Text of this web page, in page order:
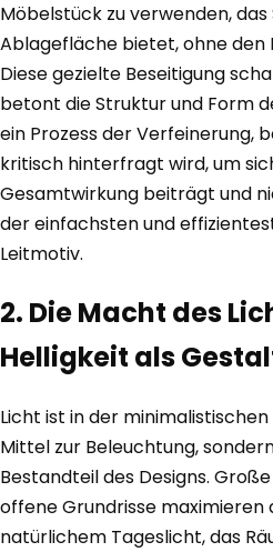
Möbelstück zu verwenden,
Ablagefläche bietet, ohne den
Diese gezielte Beseitigung
betont die Struktur und Form
ein Prozess der Verfeinerung,
kritisch hinterfragt wird, um
Gesamtwirkung beiträgt und
der einfachsten und
Leitmotiv.
2. Die Macht des
Helligkeit als
Licht ist in der
Mittel zur Beleuchtung,
Bestandteil des Designs.
offene Grundrisse maximieren
natürlichem Tageslicht, das